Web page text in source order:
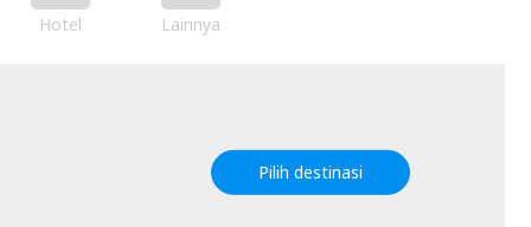
Hotel Lainnya
Pilih destinasi